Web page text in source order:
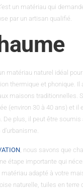
un matériau qui
par un artisan qualifié.
matériau naturel idéal
thermique et phonique. Il
maisons traditionnelles.
(environ 30 à 40 ans) et il
De plus, il peut être soumis
, nous savons que
étape importante qui
adapté à votre
naturelle, tuiles en terre